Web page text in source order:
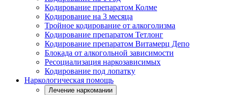
Кодирование препаратом Колме
Кодирование на 3 месяца
Тройное кодирование от алкоголизма
Кодирование препаратом Тетлонг
Кодирование препаратом Витамерц Депо
Блокада от алкогольной зависимости
Ресоциализация наркозависимых
Кодирование под лопатку
Наркологическая помощь
Лечение наркомании